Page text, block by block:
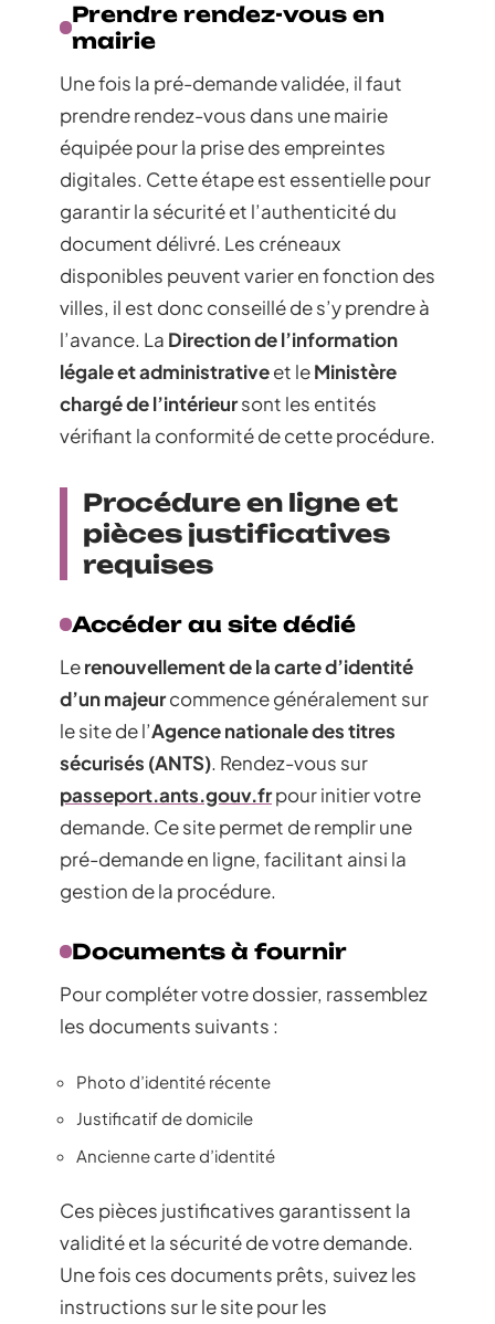
Prendre rendez-vous en
mairie
Une fois la pré-demande validée, il faut
prendre rendez-vous dans une mairie
équipée pour la prise des empreintes
digitales. Cette étape est essentielle pour
garantir la sécurité et l’authenticité du
document délivré. Les créneaux
disponibles peuvent varier en fonction des
villes, il est donc conseillé de s’y prendre à
l’avance. La Direction de l’information
légale et administrativeet leMinistère
chargé de l’intérieursont les entités
vérifiant la conformité de cette procédure.
Procédure en ligne et
pièces justificatives
requises
Accéder au site dédié
Lerenouvellement de la carte d’identité
d’un majeurcommence généralement sur
le site de l’Agence nationale des titres
sécurisés (ANTS). Rendez-vous sur
passeport.ants.gouv.frpour initier votre
demande. Ce site permet de remplir une
pré-demande en ligne, facilitant ainsi la
gestion de la procédure.
Documents à fournir
Pour compléter votre dossier, rassemblez
les documents suivants :
Photo d’identité récente
Justificatif de domicile
Ancienne carte d’identité
Ces pièces justificatives garantissent la
validité et la sécurité de votre demande.
Une fois ces documents prêts, suivez les
instructions sur le site pour les